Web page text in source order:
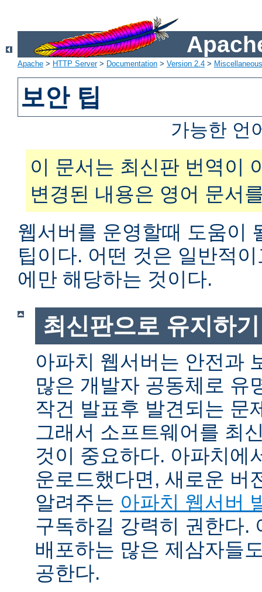
Apache > HTTP Server> Documentation > Version 2.4 >
보안 팁
가능한 언
이 문서는 최신판 번역이
변경된 내용은 영어 문서
웹서버를 운영할때 도움이
팁이다. 어떤 것은 일반적
에만 해당하는 것이다.
최신판으로 유지하기
아파치 웹서버는 안전과
많은 개발자 공동체로 유
작건 발표후 발견되는 문
그래서 소프트웨어를 최
것이 중요하다. 아파치에
운로드했다면, 새로운 버
알려주는 아파치 웹서버
구독하길 강력히 권한다.
배포하는 많은 제삼자들
공한다.